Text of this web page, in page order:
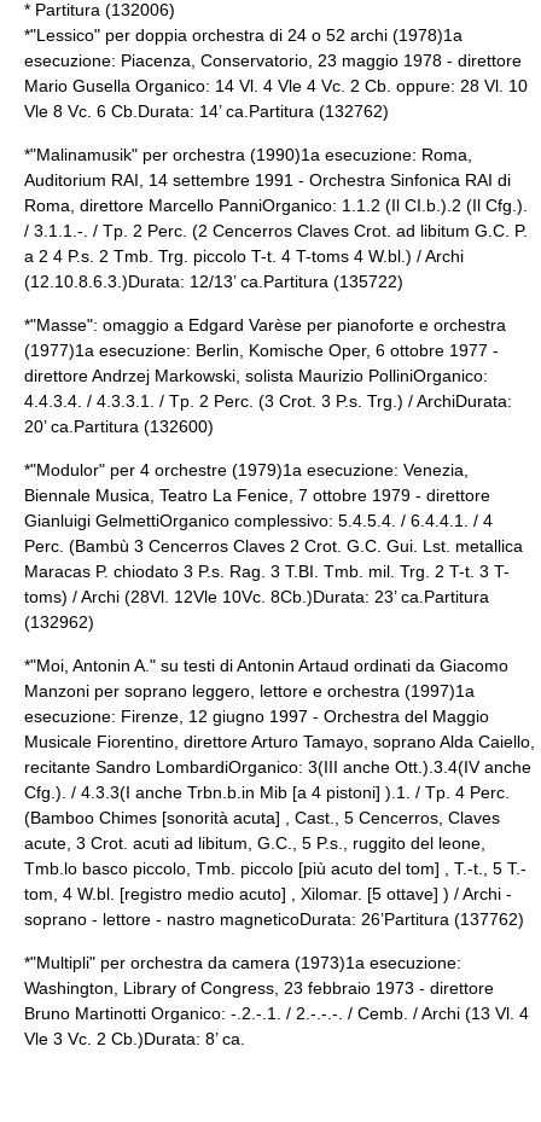
* Partitura (132006)
*"Lessico" per doppia orchestra di 24 o 52 archi (1978)1a
esecuzione: Piacenza, Conservatorio, 23 maggio 1978 - direttore
Mario Gusella Organico: 14 Vl. 4 Vle 4 Vc. 2 Cb. oppure: 28 Vl. 10
Vle 8 Vc. 6 Cb.Durata: 14’ ca.Partitura (132762)
*"Malinamusik" per orchestra (1990)1a esecuzione: Roma,
Auditorium RAI, 14 settembre 1991 - Orchestra Sinfonica RAI di
Roma, direttore Marcello PanniOrganico: 1.1.2 (Il CI.b.).2 (Il Cfg.).
/ 3.1.1.-. / Tp. 2 Perc. (2 Cencerros Claves Crot. ad libitum G.C. P.
a 2 4 P.s. 2 Tmb. Trg. piccolo T-t. 4 T-toms 4 W.bl.) / Archi
(12.10.8.6.3.)Durata: 12/13’ ca.Partitura (135722)
*"Masse": omaggio a Edgard Varèse per pianoforte e orchestra
(1977)1a esecuzione: Berlin, Komische Oper, 6 ottobre 1977 -
direttore Andrzej Markowski, solista Maurizio PolliniOrganico:
4.4.3.4. / 4.3.3.1. / Tp. 2 Perc. (3 Crot. 3 P.s. Trg.) / ArchiDurata:
20’ ca.Partitura (132600)
*"Modulor" per 4 orchestre (1979)1a esecuzione: Venezia,
Biennale Musica, Teatro La Fenice, 7 ottobre 1979 - direttore
Gianluigi GelmettiOrganico complessivo: 5.4.5.4. / 6.4.4.1. / 4
Perc. (Bambù 3 Cencerros Claves 2 Crot. G.C. Gui. Lst. metallica
Maracas P. chiodato 3 P.s. Rag. 3 T.BI. Tmb. mil. Trg. 2 T-t. 3 T-
toms) / Archi (28Vl. 12Vle 10Vc. 8Cb.)Durata: 23’ ca.Partitura
(132962)
*"Moi, Antonin A." su testi diAntonin Artaud ordinati da Giacomo
Manzoni per soprano leggero, lettore e orchestra (1997)1a
esecuzione: Firenze, 12 giugno 1997 - Orchestra del Maggio
Musicale Fiorentino, direttore Arturo Tamayo, soprano Alda Caiello,
recitante Sandro LombardiOrganico: 3(III anche Ott.).3.4(IV anche
Cfg.). / 4.3.3(I anche Trbn.b.in Mib [a 4 pistoni] ).1. / Tp. 4 Perc.
(Bamboo Chimes [sonorità acuta] , Cast., 5 Cencerros, Claves
acute, 3 Crot. acuti ad libitum, G.C., 5 P.s., ruggito del leone,
Tmb.lo basco piccolo, Tmb. piccolo [più acuto del tom] , T.-t., 5 T.-
tom, 4 W.bl. [registro medio acuto] , Xilomar. [5 ottave] ) / Archi -
soprano - lettore - nastro magneticoDurata: 26’Partitura (137762)
*"Multipli" per orchestra da camera (1973)1a esecuzione:
Washington, Library of Congress, 23 febbraio 1973 - direttore
Bruno Martinotti Organico: -.2.-.1. / 2.-.-.-. / Cemb. / Archi (13 Vl. 4
Vle 3 Vc. 2 Cb.)Durata: 8’ ca.